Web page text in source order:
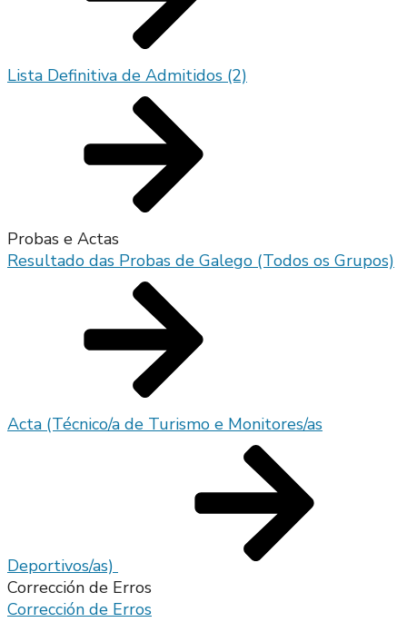
Lista Definitiva de Admitidos (2)
Probas e Actas
Resultado das Probas de Galego (Todos os Grupos)
Acta (Técnico/a de Turismo e Monitores/as
Deportivos/as)
Corrección de Erros
Corrección de Erros